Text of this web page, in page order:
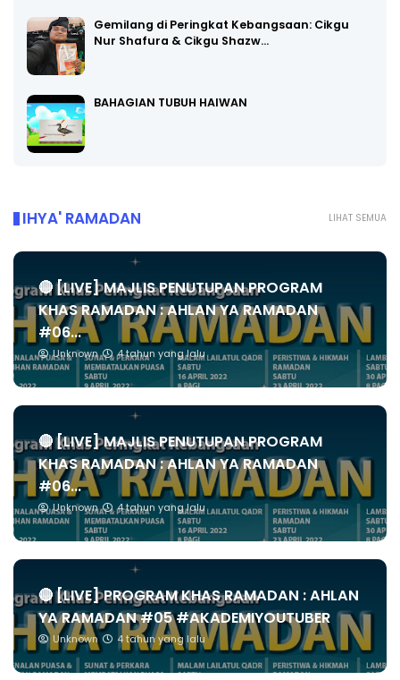
Gemilang di Peringkat Kebangsaan: Cikgu
Nur Shafura & Cikgu Shazw…
BAHAGIAN TUBUH HAIWAN
LIHAT SEMUA
IHYA' RAMADAN
🔴 [LIVE] MAJLIS PENUTUPAN PROGRAM
KHAS RAMADAN : AHLAN YA RAMADAN
#06...
Unknown 4 tahun yang lalu
🔴 [LIVE] MAJLIS PENUTUPAN PROGRAM
KHAS RAMADAN : AHLAN YA RAMADAN
#06...
Unknown 4 tahun yang lalu
🔴 [LIVE] PROGRAM KHAS RAMADAN : AHLAN
YA RAMADAN #05 #AKADEMIYOUTUBER
Unknown 4 tahun yang lalu